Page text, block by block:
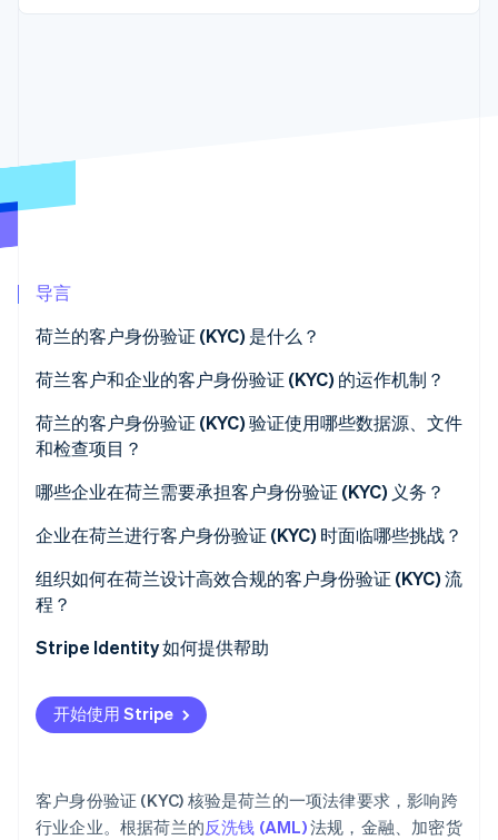
Radar
碳移除
Stripe Sessions 2026
游戏
API 状态
导言
荷兰的客户身份验证 (KYC) 是什么？
荷兰客户和企业的客户身份验证 (KYC) 的运作机制？
荷兰的客户身份验证 (KYC) 验证使用哪些数据源、文件
和检查项目？
哪些企业在荷兰需要承担客户身份验证 (KYC) 义务？
企业在荷兰进行客户身份验证 (KYC) 时面临哪些挑战？
组织如何在荷兰设计高效合规的客户身份验证 (KYC) 流
程？
Stripe Identity 如何提供帮助
开始使用 Stripe
客户身份验证 (KYC) 核验是荷兰的一项法律要求，影响跨
行业企业。根据荷兰的反洗钱 (AML)法规，金融、加密货